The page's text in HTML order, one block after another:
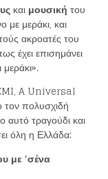
και μουσική του
με μεράκι, και
ακροατές του
έχει επισημάνει
μεράκι».
A Universal
πολυσχιδή
αυτό τραγούδι και
όλη η Ελλάδα:
με ‘σένα